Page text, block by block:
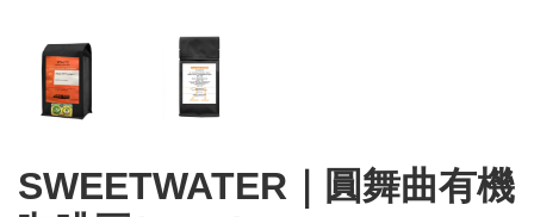
SWEETWATER｜圓舞曲有機